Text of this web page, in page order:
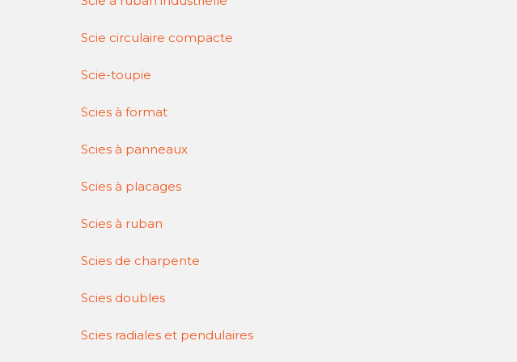
Scie circulaire compacte
Scie-toupie
Scies à format
Scies à panneaux
Scies à placages
Scies à ruban
Scies de charpente
Scies doubles
Scies radiales et pendulaires